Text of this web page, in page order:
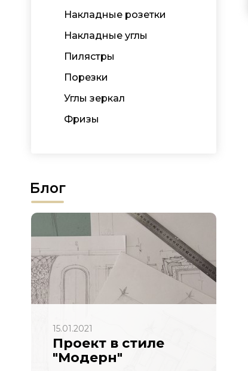
Накладные розетки
Накладные углы
Пилястры
Порезки
Углы зеркал
Фризы
Блог
15.01.2021
Проект в стиле
"Модерн"